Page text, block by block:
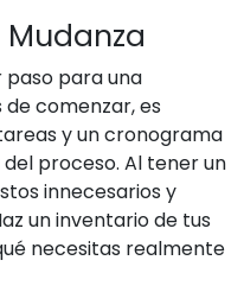
paso para una
comenzar, es
y un cronograma
proceso. Al tener un
innecesarios y
un inventario de tus
necesitas realmente